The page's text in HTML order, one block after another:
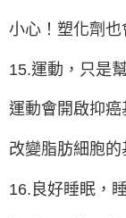
小心！塑化劑
15.運動，只是
運動會開啟抑
改變脂肪細胞的
16.良好睡眠，